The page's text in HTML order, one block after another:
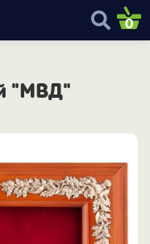
0
"МВД"